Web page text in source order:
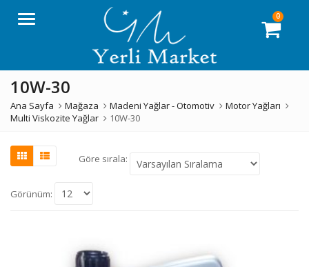
Menü 0
10W-30
Ana Sayfa Mağaza Madeni Yağlar - Otomotiv
Motor Yağları
Multi Viskozite Yağlar
10W-30
Göre sırala:
Görünüm: